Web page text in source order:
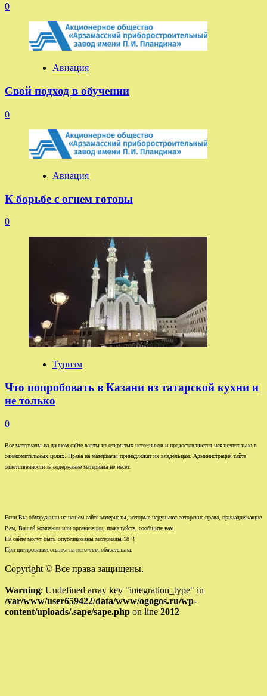
0
Авиация
Свой подход в обучении
0
Авиация
К борьбе с огнем готовы
0
Туризм
Что попробовать в Казани из татарской кухни и
не только
0
Все материалы на данном сайте взяты из открытых источников и предоставляются исключительно в
ознакомительных целях. Права на материалы принадлежат их владельцам. Администрация сайта
ответственности за содержание материала не несет.
Если Вы обнаружили на нашем сайте материалы, которые нарушают авторские права, принадлежащие
Вам, Вашей компании или организации, пожалуйста, сообщите нам.
На сайте могут быть опубликованы материалы 18+!
При цитировании ссылка на источник обязательна.
Copyright © Все права защищены.
Warning: Undefined array key "integration_type" in
/var/www/user659422/data/www/ogogos.ru/wp-
content/uploads/.sape/sape.php on line 2012